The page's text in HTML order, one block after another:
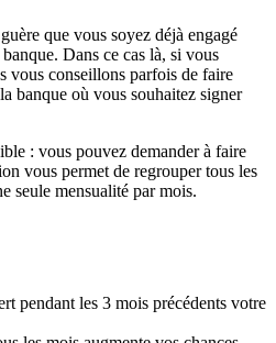
que vous soyez déjà engagé
Dans ce cas là, si vous
vous conseillons parfois de faire
banque où vous souhaitez signer
: vous pouvez demander à faire
vous permet de regrouper tous les
seule mensualité par mois.
pendant les 3 mois précédents votre